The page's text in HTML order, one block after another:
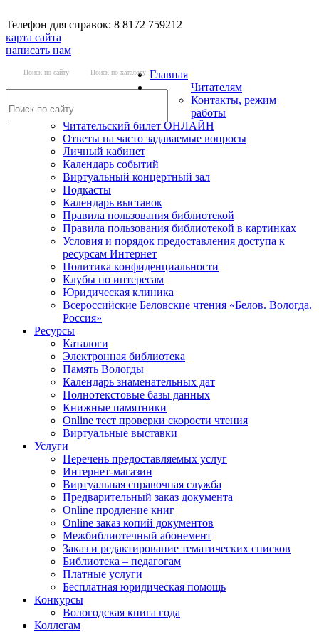
Телефон для справок: 8 8172 759212
карта сайта
написать нам
Поиск по сайту Поиск по каталогу Главная
Читателям
Контакты, режим
работы
Читательский билет ОНЛАЙН
Ответы на часто задаваемые вопросы
Личный кабинет
Календарь событий
Виртуальный концертный зал
Подкасты
Календарь выставок
Правила пользования библиотекой
Правила пользования библиотекой в картинках
Условия и порядок предоставления доступа к
ресурсам Интернет
Политика конфиденциальности
Клубы по интересам
Юридическая клиника
Всероссийские Беловские чтения «Белов. Вологда.
Россия»
Ресурсы
Каталоги
Электронная библиотека
Память Вологды
Календарь знаменательных дат
Полнотекстовые базы данных
Книжные памятники
Online тест проверки скорости чтения
Виртуальные выставки
Услуги
Перечень предоставляемых услуг
Интернет-магазин
Виртуальная справочная служба
Предварительный заказ документа
Online продление книг
Online заказ копий документов
Межбиблиотечный абонемент
Заказ и редактирование тематических списков
Библиотека – педагогам
Платные услуги
Бесплатная юридическая помощь
Конкурсы
Вологодская книга года
Коллегам